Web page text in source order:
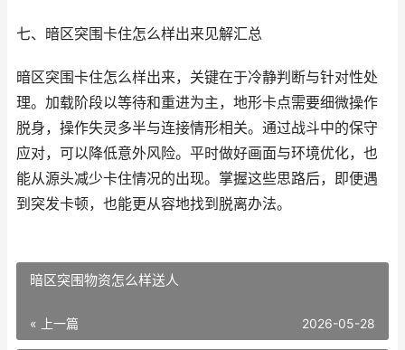
七、暗区突围卡住怎么样出来见解汇总
暗区突围卡住怎么样出来，关键在于冷静判断与针对性处
理。加载阶段以等待和重进为主，地形卡点需要细微操作
脱身，操作失灵多半与连接情形相关。通过战斗中的保守
应对，可以降低意外风险。平时做好画面与环境优化，也
能从源头减少卡住情况的出现。掌握这些思路后，即便遇
到突发卡顿，也能更从容地找到脱离办法。
暗区突围物资怎么样送人
« 上一篇 2026-05-28